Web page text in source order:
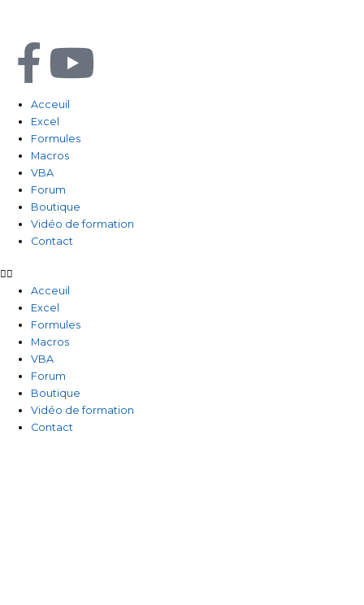
contenuF
a
c
e
b
o
k
-
f
Y
u
u
Acceuil
Excel
Formules
Macros
VBA
Forum
Boutique
Vidéo de formation
Contact
Acceuil
Excel
Formules
Macros
VBA
Forum
Boutique
Vidéo de formation
Contact